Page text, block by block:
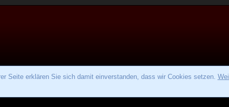
Seite erklären Sie sich damit einverstanden, dass wir Cookies setzen.